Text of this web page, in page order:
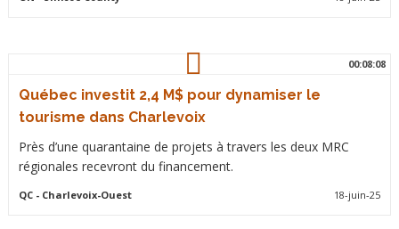
00:08:08
Québec investit 2,4 M$ pour dynamiser le
tourisme dans Charlevoix
Près d’une quarantaine de projets à travers les deux MRC
régionales recevront du financement.
QC- Charlevoix-Ouest 18-juin-25